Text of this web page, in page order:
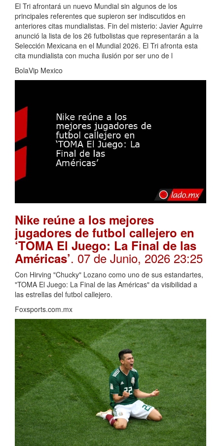
El Tri afrontará un nuevo Mundial sin algunos de los
principales referentes que supieron ser indiscutidos en
anteriores citas mundialistas. Fin del misterio: Javier Aguirre
anunció la lista de los 26 futbolistas que representarán a la
Selección Mexicana en el Mundial 2026. El Tri afronta esta
cita mundialista con mucha ilusión por ser uno de l
BolaVip Mexico
Nike reúne a los mejores
jugadores de futbol callejero en
‘TOMA El Juego: La Final de las
Américas’. 07 de Junio, 2026 23:25
Con Hirving "Chucky" Lozano como uno de sus estandartes,
"TOMA El Juego: La Final de las Américas" da visibilidad a
las estrellas del futbol callejero.
Foxsports.com.mx